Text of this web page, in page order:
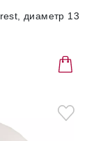
диаметр 13